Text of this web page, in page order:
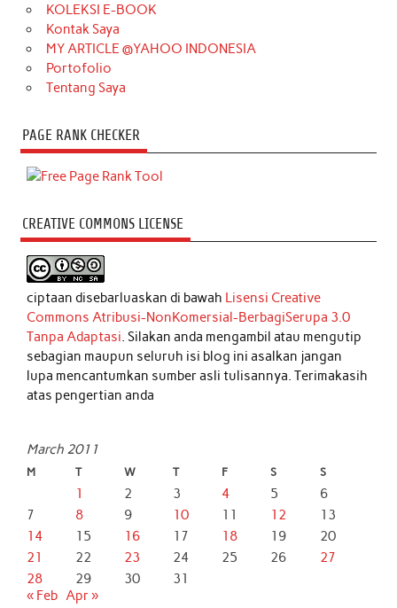
KOLEKSI E-BOOK
Kontak Saya
MY ARTICLE @YAHOO INDONESIA
Portofolio
Tentang Saya
PAGE RANK CHECKER
CREATIVE COMMONS LICENSE
ciptaan disebarluaskan di bawah Lisensi Creative
Commons Atribusi-NonKomersial-BerbagiSerupa 3.0
Tanpa Adaptasi. Silakan anda mengambil atau mengutip
sebagian maupun seluruh isi blog ini asalkan jangan
lupa mencantumkan sumber asli tulisannya. Terimakasih
atas pengertian anda
March 2011
M T W T F S S
1 2 3 4 5
6
7
8 9 10 11 12
13
14
15 16 17 18 19
20
21
22 23 24 25 26
27
28
29 30
31
« Feb Apr »